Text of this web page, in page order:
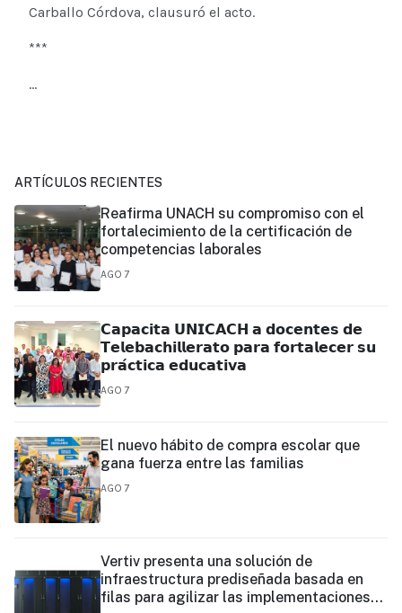
Carballo Córdova, clausuró el acto.
***
...
ARTÍCULOS RECIENTES
Reafirma UNACH su compromiso con el
fortalecimiento de la certificación de
competencias laborales
AGO 7
𝗖𝗮𝗽𝗮𝗰𝗶𝘁𝗮 𝗨𝗡𝗜𝗖𝗔𝗖𝗛 𝗮 𝗱𝗼𝗰𝗲𝗻𝘁𝗲𝘀 𝗱𝗲
𝗧𝗲𝗹𝗲𝗯𝗮𝗰𝗵𝗶𝗹𝗹𝗲𝗿𝗮𝘁𝗼 𝗽𝗮𝗿𝗮 𝗳𝗼𝗿𝘁𝗮𝗹𝗲𝗰𝗲𝗿 𝘀𝘂
𝗽𝗿𝗮́𝗰𝘁𝗶𝗰𝗮 𝗲𝗱𝘂𝗰𝗮𝘁𝗶𝘃𝗮
AGO 7
El nuevo hábito de compra escolar que
gana fuerza entre las familias
AGO 7
Vertiv presenta una solución de
infraestructura prediseñada basada en
filas para agilizar las implementaciones